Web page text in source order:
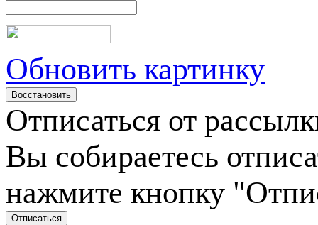
Обновить картинку
Отписаться от
Вы собираетесь
нажмите кнопку